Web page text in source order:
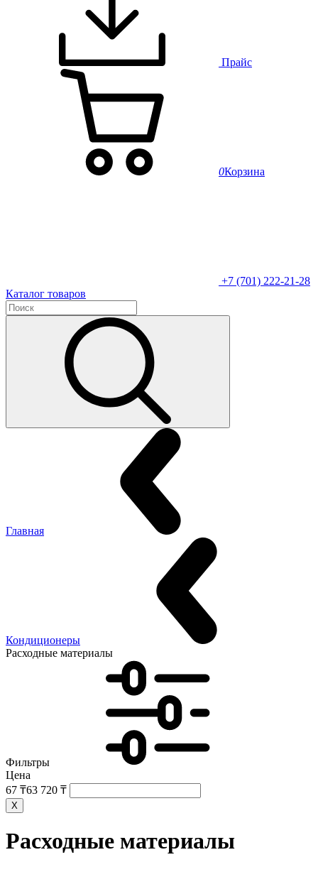
Прайс
0Корзина
+7 (701) 222-21-28
Каталог товаров
Главная
Кондиционеры
Расходные материалы
Фильтры
Цена
67 ₸63 720 ₸
X
Расходные материалы